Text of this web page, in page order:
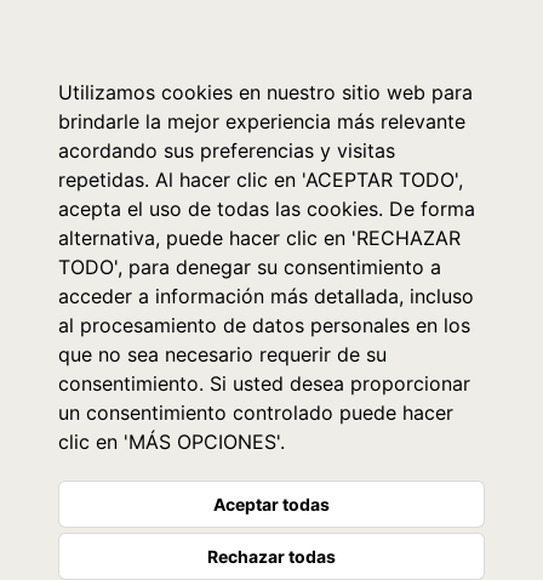
Utilizamos cookies en nuestro sitio web para
brindarle la mejor experiencia más relevante
acordando sus preferencias y visitas
repetidas. Al hacer clic en 'ACEPTAR TODO',
acepta el uso de todas las cookies. De forma
alternativa, puede hacer clic en 'RECHAZAR
TODO', para denegar su consentimiento a
acceder a información más detallada, incluso
al procesamiento de datos personales en los
que no sea necesario requerir de su
consentimiento. Si usted desea proporcionar
un consentimiento controlado puede hacer
clic en 'MÁS OPCIONES'.
Aceptar todas
Rechazar todas